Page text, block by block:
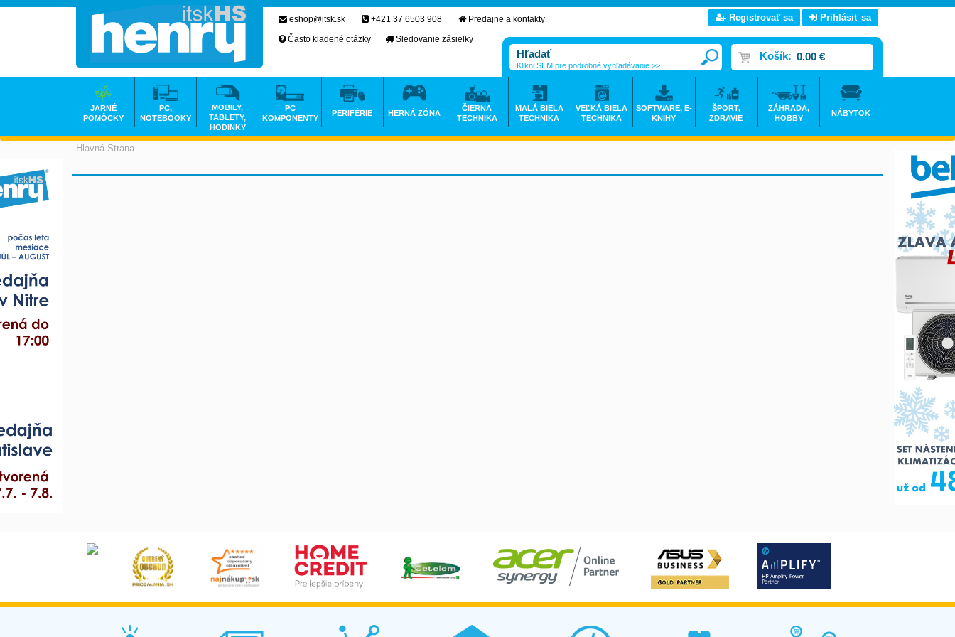
Hlavná Strana
eshop@itsk.sk +421 37 6503 908
Predajne a kontakty
Často kladené otázky
Sledovanie zásielky
Registrovať sa Prihlásiť sa
Košík: 0.00 €
Klikni SEM pre podrobné vyhľadávanie >>
JARNÉ
POMÔCKY
PC,
NOTEBOOKY
MOBILY,
TABLETY,
HODINKY
PC
KOMPONENTY
PERIFÉRIE HERNÁ ZÓNA
ČIERNA
TECHNIKA
MALÁ BIELA
TECHNIKA
VEĽKÁ BIELA
TECHNIKA
SOFTWARE, E-
KNIHY
ŠPORT,
ZDRAVIE
ZÁHRADA,
HOBBY
NÁBYTOK